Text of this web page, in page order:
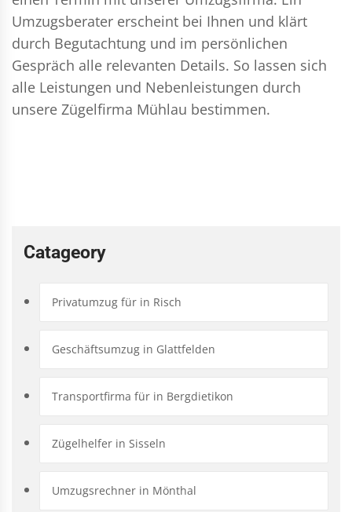
Umzugsberater erscheint bei Ihnen und klärt
durch Begutachtung und im persönlichen
Gespräch alle relevanten Details. So lassen sich
alle Leistungen und Nebenleistungen durch
unsere Zügelfirma Mühlau bestimmen.
Catageory
Privatumzug für in Risch
Geschäftsumzug in Glattfelden
Transportfirma für in Bergdietikon
Zügelhelfer in Sisseln
Umzugsrechner in Mönthal